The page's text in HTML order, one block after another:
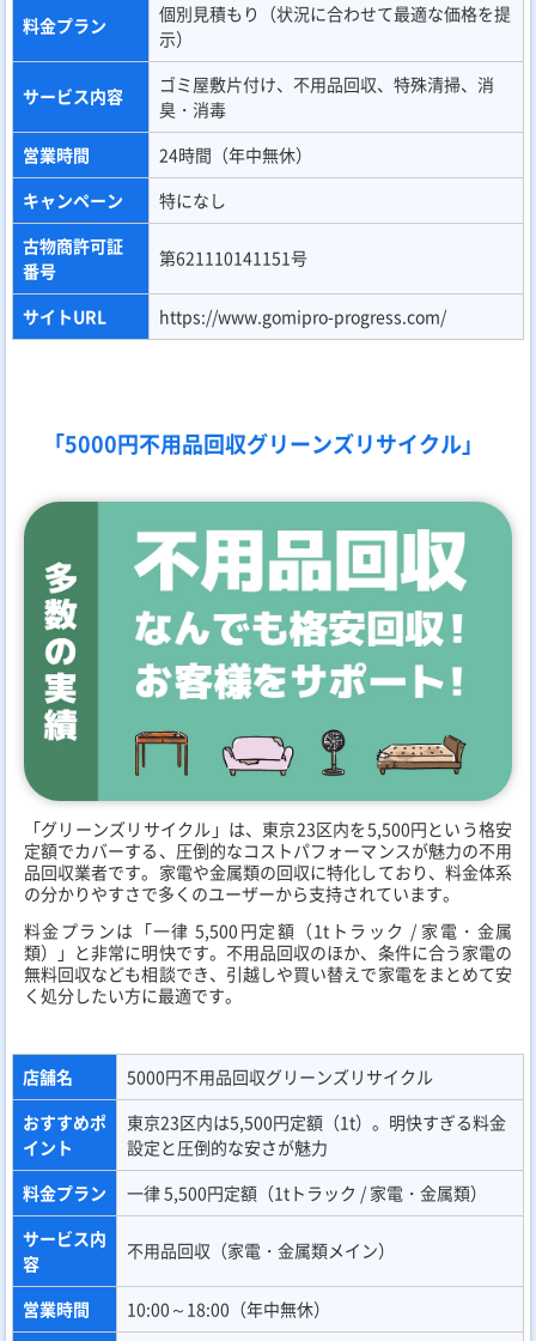
料金プラン
個別見積もり（状況に合わせて最適な価格を提
示）
サービス内容
ゴミ屋敷片付け、不用品回収、特殊清掃、消
臭・消毒
営業時間
24時間（年中無休）
キャンペーン
特になし
古物商許可証
番号
第621110141151号
サイトURL https://www.gomipro-progress.com/
「5000円不用品回収グリーンズリサイクル」
「グリーンズリサイクル」は、東京23区内を5,500円という格安
定額でカバーする、圧倒的なコストパフォーマンスが魅力の不用
品回収業者です。家電や金属類の回収に特化しており、料金体系
の分かりやすさで多くのユーザーから支持されています。
料金プランは「一律 5,500円定額（1tトラック / 家電・金属
類）」と非常に明快です。不用品回収のほか、条件に合う家電の
無料回収なども相談でき、引越しや買い替えで家電をまとめて安
く処分したい方に最適です。
店舗名
5000円不用品回収グリーンズリサイクル
おすすめポ
イント
東京23区内は5,500円定額（1t）。明快すぎる料金
設定と圧倒的な安さが魅力
料金プラン
一律 5,500円定額（1tトラック / 家電・金属類）
サービス内
容
不用品回収（家電・金属類メイン）
営業時間
10:00～18:00（年中無休）